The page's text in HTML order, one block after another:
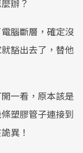
辦？
腦斷層，確定沒
豁出去了，替他
一看，原本該是
塑膠管子連接到
異！